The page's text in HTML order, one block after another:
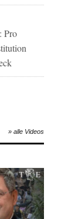
Pro
» alle Videos